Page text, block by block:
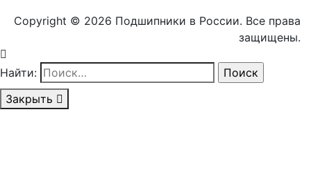
Copyright © 2026 Подшипники в России. Все права
защищены.
Найти:
Закрыть